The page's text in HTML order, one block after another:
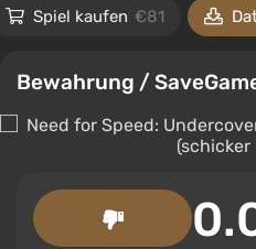
Spiel kaufen €81
Bewahrung /